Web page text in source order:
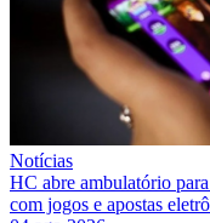
Notícias
HC abre ambulatório
com jogos e apostas